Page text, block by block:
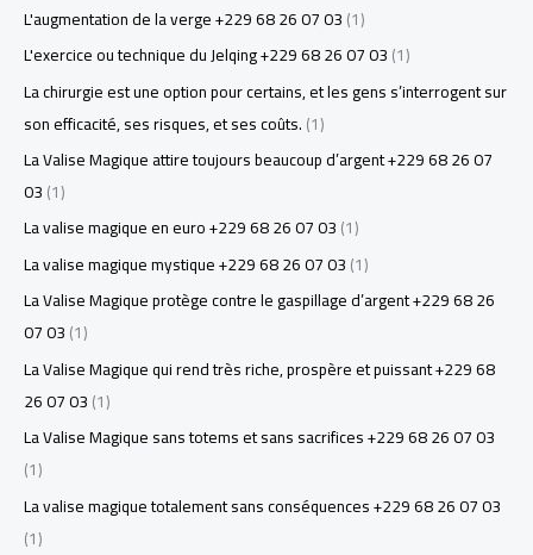
L'augmentation de la verge +229 68 26 07 03(1)
L'exercice ou technique du Jelqing +229 68 26 07 03(1)
La chirurgie est une option pour certains, et les gens s’interrogent sur
son efficacité, ses risques, et ses coûts.(1)
La Valise Magique attire toujours beaucoup d’argent +229 68 26 07
03(1)
La valise magique en euro +229 68 26 07 03(1)
La valise magique mystique +229 68 26 07 03(1)
La Valise Magique protège contre le gaspillage d’argent +229 68 26
07 03(1)
La Valise Magique qui rend très riche, prospère et puissant +229 68
26 07 03(1)
La Valise Magique sans totems et sans sacrifices +229 68 26 07 03
(1)
La valise magique totalement sans conséquences +229 68 26 07 03
(1)